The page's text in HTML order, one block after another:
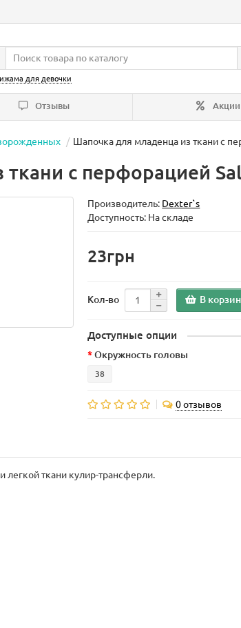
для девочки
Отзывы Акции
Шапочка для младенца из ткани с
с перфорацией
Производитель: Dexter`s
Доступность: На складе
23грн
Кол-во В
Доступные опции
Окружность головы
38
0 отзывов
ткани кулир-трансферли.